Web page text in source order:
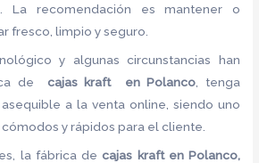
La recomendación es mantener o
fresco, limpio y seguro.
y algunas circunstancias han
de cajas kraft en Polanco , tenga
a la venta online, siendo uno
y rápidos para el cliente.
la fábrica decajas kraft en Polanco,